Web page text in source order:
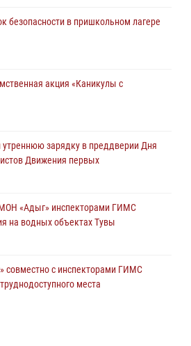
безопасности в пришкольном лагере
акция «Каникулы с
зарядку в преддверии Дня
Движения первых
«Адыг» инспекторами ГИМС
на водных объектах Тувы
с инспекторами ГИМС
места
отдыха детей в детских